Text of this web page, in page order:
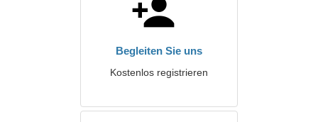
Begleiten Sie uns
Kostenlos registrieren